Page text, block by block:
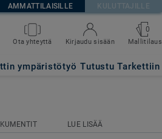
AMMATTILAISILLE KULUTTAJILLE
Ota yhteyttä Kirjaudu sisään
0
Mallitilaus
ympäristötyö Tutustu Tarkettiin
LUE LISÄÄ